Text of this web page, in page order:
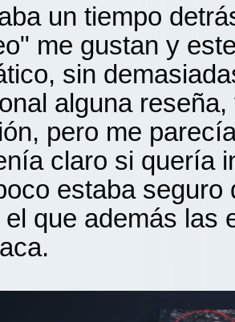
un tiempo
me gustan y
sin
alguna
pero me
claro si quería
estaba seguro
que además las